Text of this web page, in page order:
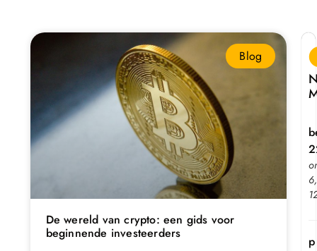
Blog
De wereld van crypto: een gids voor
beginnende investeerders